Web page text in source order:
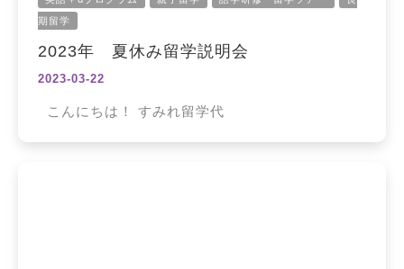
期留学
2023年 夏休み留学説明会
2023-03-22
こんにちは！ すみれ留学代